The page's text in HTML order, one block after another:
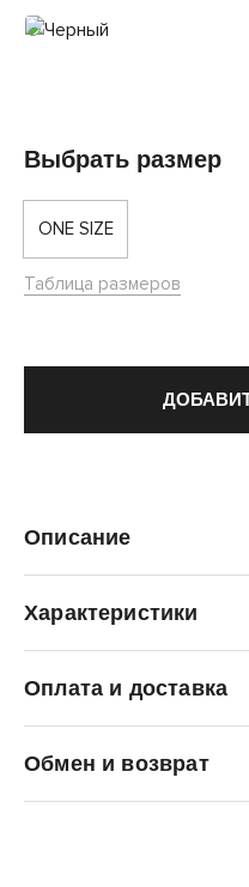
Выбрать размер
ONE SIZE
Таблица размеров
Описание
Характеристики
Оплата и доставка
Обмен и возврат